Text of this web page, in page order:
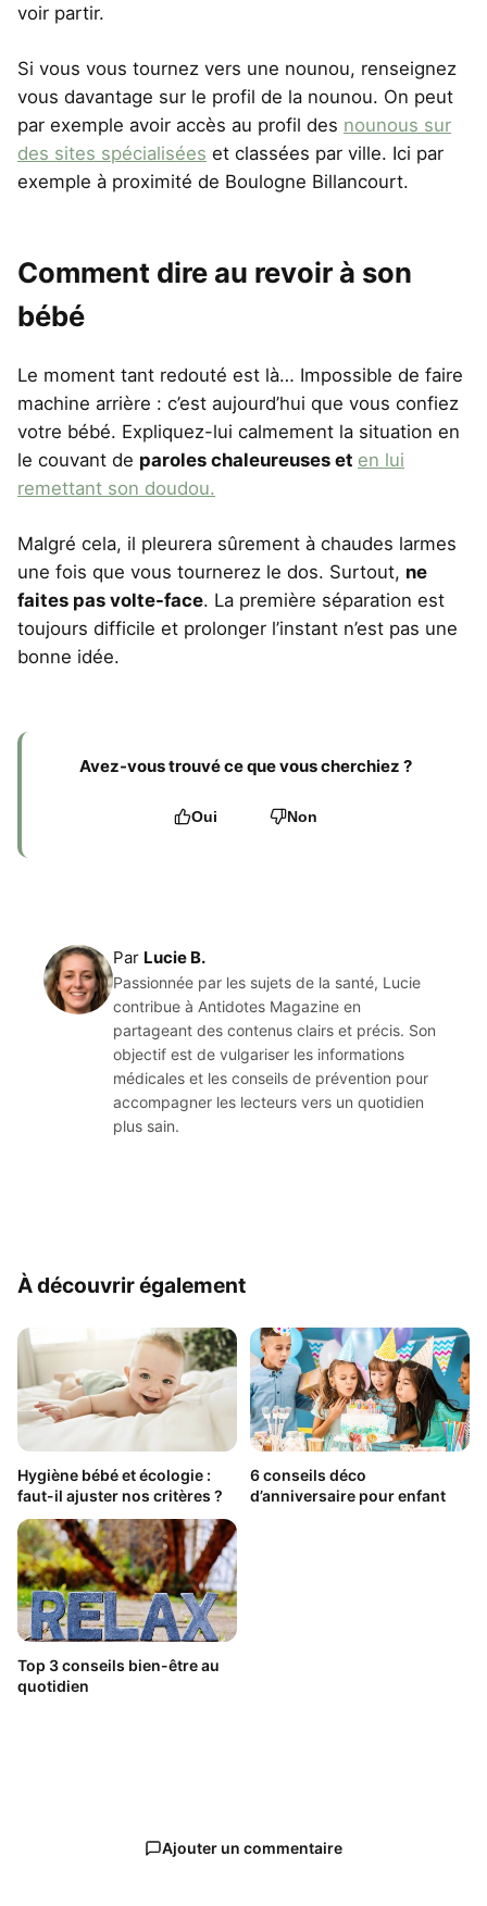
voir partir.
Si vous vous tournez vers une nounou, renseignez
vous davantage sur le profil de la nounou. On peut
par exemple avoir accès au profil des nounous sur
des sites spécialisées et classées par ville. Ici par
exemple à proximité de Boulogne Billancourt.
Comment dire au revoir à son
bébé
Le moment tant redouté est là… Impossible de faire
machine arrière : c’est aujourd’hui que vous confiez
votre bébé. Expliquez-lui calmement la situation en
le couvant de paroles chaleureuses et en lui
remettant son doudou.
Malgré cela, il pleurera sûrement à chaudes larmes
une fois que vous tournerez le dos. Surtout, ne
faites pas volte-face. La première séparation est
toujours difficile et prolonger l’instant n’est pas une
bonne idée.
Avez-vous trouvé ce que vous cherchiez ?
Oui Non
Par Lucie B.
Passionnée par les sujets de la santé, Lucie
contribue à Antidotes Magazine en
partageant des contenus clairs et précis. Son
objectif est de vulgariser les informations
médicales et les conseils de prévention pour
accompagner les lecteurs vers un quotidien
plus sain.
À découvrir également
Hygiène bébé et écologie :
faut-il ajuster nos critères ?
6 conseils déco
d’anniversaire pour enfant
Top 3 conseils bien-être au
quotidien
Ajouter un commentaire